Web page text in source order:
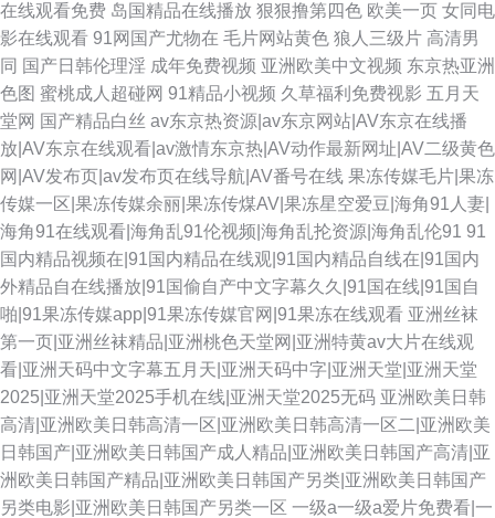
在线观看免费 岛国精品在线播放 狠狠撸第四色 欧美一页 女同电
影在线观看 91网国产尤物在 毛片网站黄色 狼人三级片 高清男
同 国产日韩伦理淫 成年免费视频 亚洲欧美中文视频 东京热亚洲
色图 蜜桃成人超碰网 91精品小视频 久草福利免费视影 五月天
堂网 国产精品白丝 av东京热资源|av东京网站|AV东京在线播
放|AV东京在线观看|av激情东京热|AV动作最新网址|AV二级黄色
网|AV发布页|av发布页在线导航|AV番号在线 果冻传媒毛片|果冻
传媒一区|果冻传媒余丽|果冻传煤AV|果冻星空爱豆|海角91人妻|
海角91在线观看|海角乱91伦视频|海角乱抡资源|海角乱伦91 91
国内精品视频在|91国内精品在线观|91国内精品自线在|91国内
外精品自在线播放|91国偷自产中文字幕久久|91国在线|91国自
啪|91果冻传媒app|91果冻传媒官网|91果冻在线观看 亚洲丝袜
第一页|亚洲丝袜精品|亚洲桃色天堂网|亚洲特黄av大片在线观
看|亚洲天码中文字幕五月天|亚洲天码中字|亚洲天堂|亚洲天堂
2025|亚洲天堂2025手机在线|亚洲天堂2025无码 亚洲欧美日韩
高清|亚洲欧美日韩高清一区|亚洲欧美日韩高清一区二|亚洲欧美
日韩国产|亚洲欧美日韩国产成人精品|亚洲欧美日韩国产高清|亚
洲欧美日韩国产精品|亚洲欧美日韩国产另类|亚洲欧美日韩国产
另类电影|亚洲欧美日韩国产另类一区 一级a一级a爱片免费看|一